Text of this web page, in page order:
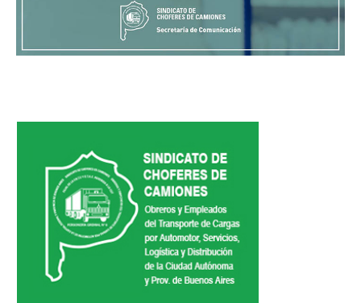
Novedades
Buscar
Secretaría general
Secretaría general adjunta
Secretaría de actas
Secretaría administrativa